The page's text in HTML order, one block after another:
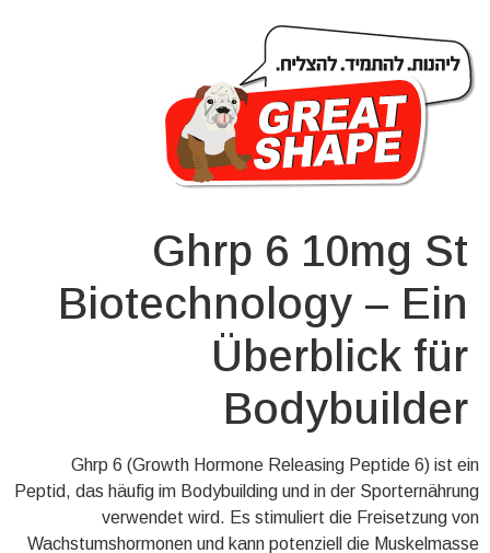
Ghrp 6 10mg St
Biotechnology – Ein
Überblick für
Bodybuilder
Ghrp 6 (Growth Hormone Releasing Peptide 6) ist ein
Peptid, das häufig im Bodybuilding und in der Sporternährung
verwendet wird. Es stimuliert die Freisetzung von
Wachstumshormonen und kann potenziell die Muskelmasse